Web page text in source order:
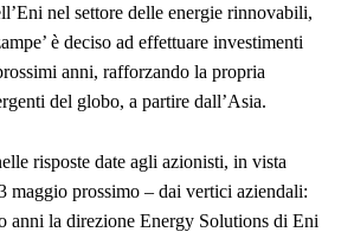
nel settore delle energie rinnovabili,
è deciso ad effettuare investimenti
anni, rafforzando la propria
del globo, a partire dall’Asia.
risposte date agli azionisti, in vista
maggio prossimo – dai vertici aziendali:
anni la direzione Energy Solutions di Eni